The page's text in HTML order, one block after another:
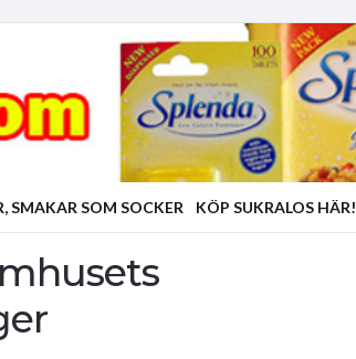
SMAKAR SOM SOCKER KÖP SUKRALOS HÄR!